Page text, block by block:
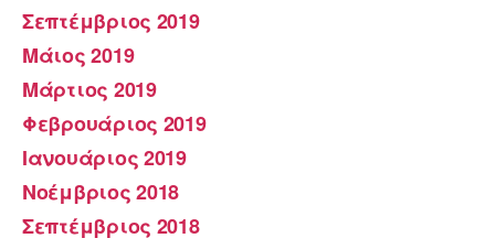
Σεπτέμβριος 2019
Μάιος 2019
Μάρτιος 2019
Φεβρουάριος 2019
Ιανουάριος 2019
Νοέμβριος 2018
Σεπτέμβριος 2018